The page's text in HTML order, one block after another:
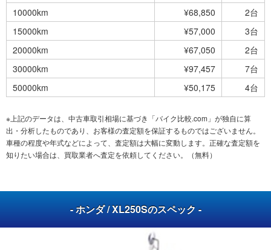
10000km
¥68,850
2台
15000km
¥57,000
3台
20000km
¥67,050
2台
30000km
¥97,457
7台
50000km
¥50,175 4台
※上記のデータは、中古車取引相場に基づき「バイク比較.com」が独自に算
出・分析したものであり、お客様の査定額を保証するものではございません。
車種の程度や年式などによって、査定額は大幅に変動します。正確な査定額を
知りたい場合は、買取業者へ査定を依頼してください。（無料）
- ホンダ / XL250Sのスペック -